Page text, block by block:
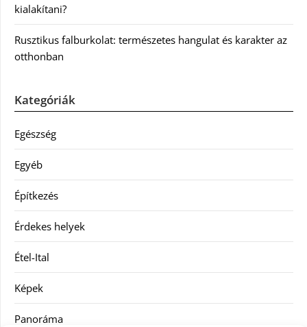
kialakítani?
Rusztikus falburkolat: természetes hangulat és karakter az
otthonban
Kategóriák
Egészség
Egyéb
Építkezés
Érdekes helyek
Étel-Ital
Képek
Panoráma